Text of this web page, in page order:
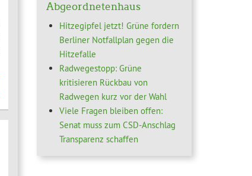
Abgeordnetenhaus
Hitzegipfel jetzt! Grüne fordern
Berliner Notfallplan gegen die
Hitzefalle
Radwegestopp: Grüne
kritisieren Rückbau von
Radwegen kurz vor der Wahl
Viele Fragen bleiben offen:
Senat muss zum CSD-Anschlag
Transparenz schaffen